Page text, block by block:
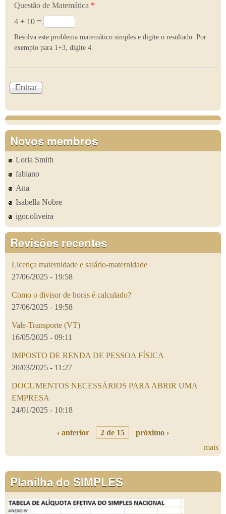
Questão de Matemática *
4 + 10 =
Resolva este problema matemático simples e digite o resultado. Por
exemplo para 1+3, digite 4.
Novos membros
Loria Smith
fabiano
Ana
Isabella Nobre
igor.oliveira
Revisões recentes
Licença maternidade e salário-maternidade
27/06/2025 - 19:58
Como o divisor de horas é calculado?
27/06/2025 - 19:58
Vale-Transporte (VT)
16/05/2025 - 09:11
IMPOSTO DE RENDA DE PESSOA FÍSICA
20/03/2025 - 11:27
DOCUMENTOS NECESSÁRIOS PARA ABRIR UMA
EMPRESA
24/01/2025 - 10:18
‹ anterior 2 de 15
próximo ›
mais
Planilha do SIMPLES